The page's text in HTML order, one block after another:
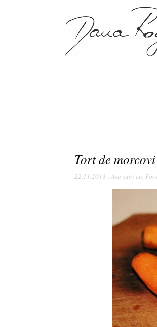
Tort de morcovi
22.11.2013 , Asa sunt eu,